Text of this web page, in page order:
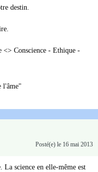
destin.
<> Conscience - Ethique -
l'âme"
Posté(e) le 16 mai 2013
science en elle-même est